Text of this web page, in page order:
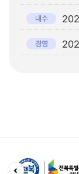
내수
경영